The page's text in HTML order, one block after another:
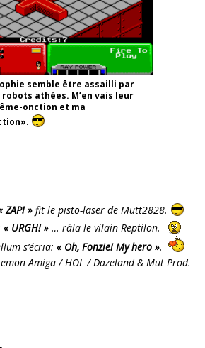
semble être assailli par
athées. M’en vais leur
onction et ma
ZAP! » fit le pisto-laser de Mutt2828.
« URGH! » … râla le vilain Reptilon.
s’écria: « Oh, Fonzie! My hero ».
Amiga / HOL / Dazeland & Mut Prod.